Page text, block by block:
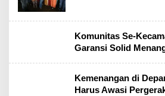
Komunitas Se-
Garansi Solid
Kemenangan di
Harus Awasi